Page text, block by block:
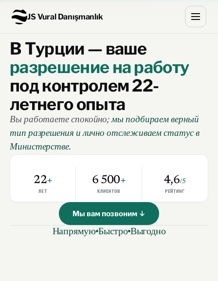
JS Vural Danışmanlık
В Турции — ваше
разрешение на работу
под контролем 22-
летнего опыта
Вы работаете спокойно;мы подбираем верный
тип разрешения и лично отслеживаем статус в
Министерстве.
22+
ЛЕТ
6 500+
КЛИЕНТОВ
4,6/5
РЕЙТИНГ
Мы вам позвоним ↓
Напрямую Быстро Выгодно